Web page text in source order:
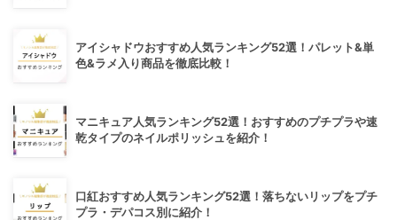
アイシャドウおすすめ人気ランキング52選！パレット&単
色&ラメ入り商品を徹底比較！
マニキュア人気ランキング52選！おすすめのプチプラや速
乾タイプのネイルポリッシュを紹介！
口紅おすすめ人気ランキング52選！落ちないリップをプチ
プラ・デパコス別に紹介！